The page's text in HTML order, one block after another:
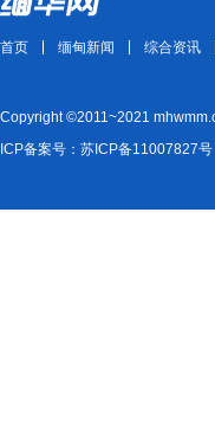
首页 缅甸新闻 综合资讯
Copyright ©2011~2021
ICP备案号：苏ICP备11007827号